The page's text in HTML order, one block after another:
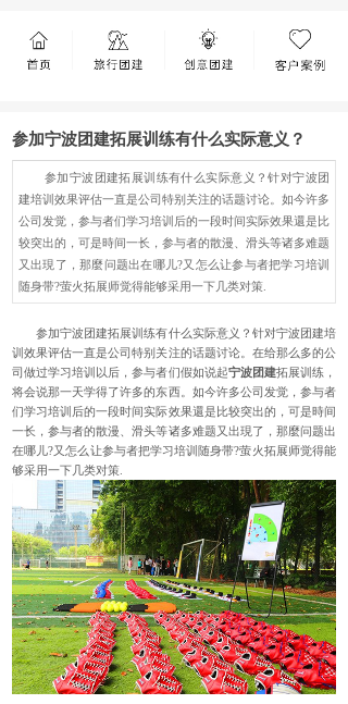
参加宁波团建拓展训练有什么实际意义？
参加宁波团建拓展训练有什么实际意义？针对宁波团
建培训效果评估一直是公司特别关注的话题讨论。如今许多
公司发觉，参与者们学习培训后的一段时间实际效果還是比
较突出的，可是時间一长，参与者的散漫、滑头等诸多难题
又出現了，那麼问题出在哪儿?又怎么让参与者把学习培训
随身带?萤火拓展师觉得能够采用一下几类对策.
参加宁波团建拓展训练有什么实际意义？针对宁波团建培
训效果评估一直是公司特别关注的话题讨论。在给那么多的公
司做过学习培训以后，参与者们假如说起宁波团建拓展训练，
将会说那一天学得了许多的东西。如今许多公司发觉，参与者
们学习培训后的一段时间实际效果還是比较突出的，可是時间
一长，参与者的散漫、滑头等诸多难题又出現了，那麼问题出
在哪儿?又怎么让参与者把学习培训随身带?萤火拓展师觉得能
够采用一下几类对策.